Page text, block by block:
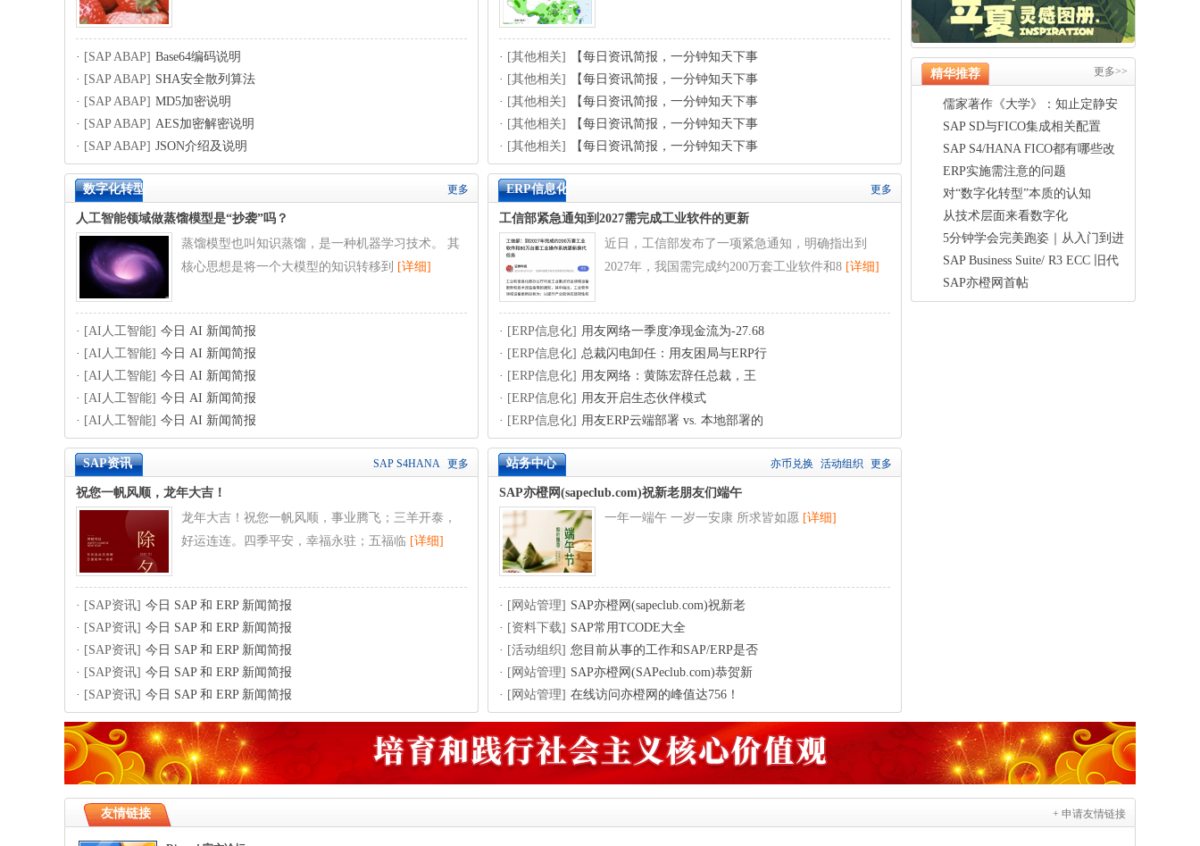
· [SAP ABAP] Base64编码说明
· [SAP ABAP] SHA安全散列算法
· [SAP ABAP] MD5加密说明
· [SAP ABAP] AES加密解密说明
· [SAP ABAP] JSON介绍及说明
· [其他相关]
【每日资讯简报，一分钟知天下事
· [其他相关]
【每日资讯简报，一分钟知天下事
· [其他相关]
【每日资讯简报，一分钟知天下事
· [其他相关]
【每日资讯简报，一分钟知天下事
· [其他相关] 【每日资讯简报，一分钟知天下事
更多
数字化转型
人工智能领域做蒸馏模型是“抄袭”吗？
蒸馏模型也叫知识蒸馏，是一种机器学习技术。 其
核心思想是将一个大模型的知识转移到
[详细]
· [AI人工智能] 今日 AI 新闻简报
· [AI人工智能] 今日 AI 新闻简报
· [AI人工智能] 今日 AI 新闻简报
· [AI人工智能] 今日 AI 新闻简报
· [AI人工智能] 今日 AI 新闻简报
更多
ERP信息化
工信部紧急通知到2027需完成工业软件的更新
近日，工信部发布了一项紧急通知，明确指出到
2027年，我国需完成约200万套工业软件和8 [详细]
· [ERP信息化] 用友网络一季度净现金流为-27.68
· [ERP信息化] 总裁闪电卸任：用友困局与ERP行
· [ERP信息化] 用友网络：黄陈宏辞任总裁，王
文
· [ERP信息化] 用友开启生态伙伴模式
· [ERP信息化] 用友ERP云端部署 vs. 本地部署的
SAP S4HANA 更多
SAP资讯
祝您一帆风顺，龙年大吉！
龙年大吉！祝您一帆风顺，事业腾飞；三羊开泰，
好运连连。四季平安，幸福永驻；五福临 [详细]
· [SAP资讯] 今日 SAP 和 ERP 新闻简报
· [SAP资讯] 今日 SAP 和 ERP 新闻简报
· [SAP资讯] 今日 SAP 和 ERP 新闻简报
· [SAP资讯] 今日 SAP 和 ERP 新闻简报
· [SAP资讯] 今日 SAP 和 ERP 新闻简报
亦币兑换 活动组织 更多
站务中心
SAP亦橙网(sapeclub.com)祝新老朋友们端午
一年一端午 一岁一安康 所求皆如愿 [详细]
· [网站管理] SAP亦橙网(sapeclub.com)祝新老
· [资料下载] SAP常用TCODE大全
· [活动组织] 您目前从事的工作和SAP/ERP是否
· [网站管理] SAP亦橙网(SAPeclub.com)恭贺新
· [网站管理] 在线访问亦橙网的峰值达756！
更多>>
精华推荐
儒家著作《大学》：知止定静安
虑得
SAP SD与FICO集成相关配置
SAP S4/HANA FICO都有哪些改
变？
ERP实施需注意的问题
对“数字化转型”本质的认知
从技术层面来看数字化
5分钟学会完美跑姿｜从入门到进
阶
SAP Business Suite/ R3 ECC 旧代
SAP亦橙网首帖
+ 申请友情链接
友情链接